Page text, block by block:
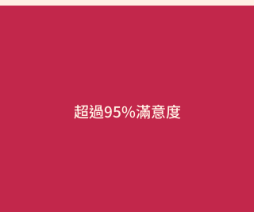
超過95%滿意度